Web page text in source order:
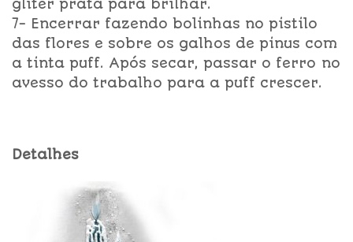
gliter prata para brilhar.
7- Encerrar fazendo bolinhas no pistilo
das flores e sobre os galhos de pinus com
a tinta puff. Após secar, passar o ferro no
avesso do trabalho para a puff crescer.
Detalhes